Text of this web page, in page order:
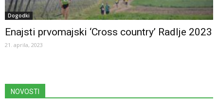
Dogodki
Enajsti prvomajski ‘Cross country’ Radlje 2023
21. aprila, 2023
NOVOSTI